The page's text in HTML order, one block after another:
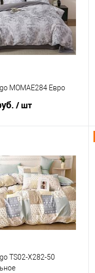
В наличии
MOMAE284 Евро
/ шт
в 1 клик
Сравнение
В наличии
TS02-X282-50